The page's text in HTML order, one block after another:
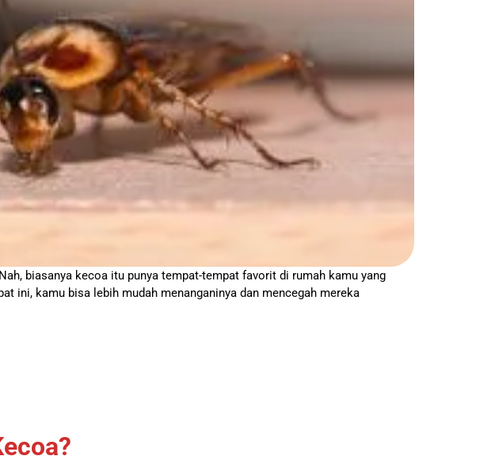
biasanya kecoa itu punya tempat-tempat favorit di rumah kamu yang
ini, kamu bisa lebih mudah menanganinya dan mencegah mereka